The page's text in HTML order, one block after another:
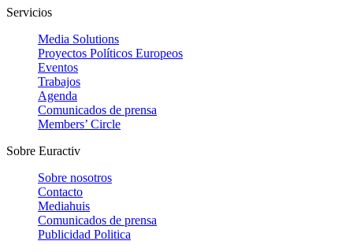
Servicios
Media Solutions
Proyectos Políticos Europeos
Eventos
Trabajos
Agenda
Comunicados de prensa
Members’ Circle
Sobre Euractiv
Sobre nosotros
Contacto
Mediahuis
Comunicados de prensa
Publicidad Politica